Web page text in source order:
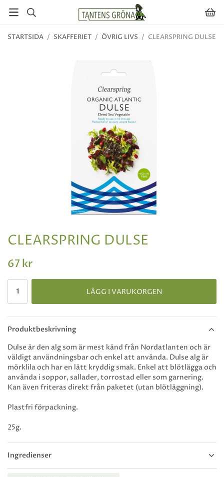
STARTSIDA / SKAFFERIET / ÖVRIG LIVS / CLEARSPRING DULSE
CLEARSPRING DULSE
67 kr
LÄGG I VARUKORGEN
Produktbeskrivning
Ingredienser
Dulse är den alg som är mest känd från Nordatlanten och är
väldigt användningsbar och enkel att använda. Dulse alg är
mörklila och har en lätt kryddig smak. Enkel att blötlägga och
använda i soppor, sallader, torrostad eller som garnering.
Kan även friteras direkt från paketet (utan blötläggning).
Plastfri förpackning.
25g.